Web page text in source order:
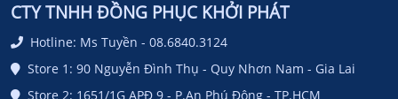
CTY TNHH ĐỒNG PHỤC KHỞI PHÁT
Hotline: Ms Tuyền - 08.6840.3124
Store 1: 90 Nguyễn Đình Thụ - Quy Nhơn Nam - Gia Lai
Store 2: 1651/1G APĐ 9 - P.An Phú Đông - TP.HCM